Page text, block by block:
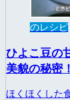
のレシピ
ひよこ豆の
美貌の秘密
ほくほくした